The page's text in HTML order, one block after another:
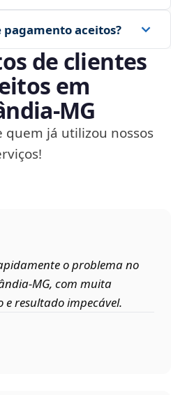
pagamento aceitos?
de clientes
em
quem já utilizou nossos
o problema no
com muita
resultado impecável.